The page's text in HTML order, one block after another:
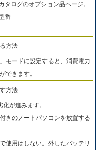
ログのオプション品ページ。
番
方法
モードに設定すると、消費電力
できます。
方法
が進みます。
きのノートパソコンを放置する
使用はしない。外したバッテリ